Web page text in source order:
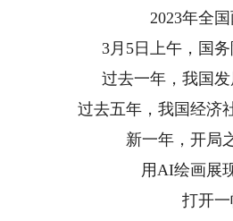
2023年全
3月5日上午，国
过去一年，我国
过去五年，我国经济
新一年，开局
用AI绘画展
打开